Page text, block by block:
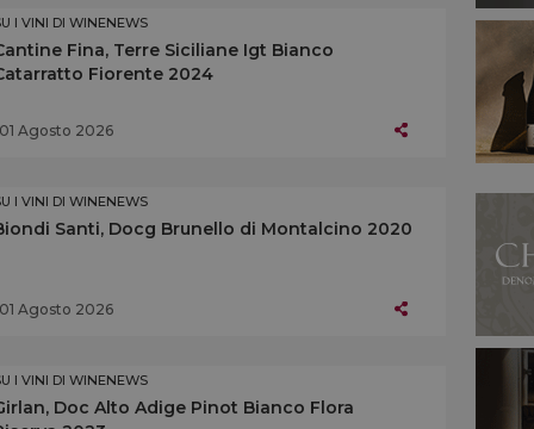
I VINI DI WINENEWS
Fina, Terre Siciliane Igt Bianco
Fiorente 2024
01 Agosto 2026
I VINI DI WINENEWS
Santi, Docg Brunello di Montalcino 2020
01 Agosto 2026
I VINI DI WINENEWS
Doc Alto Adige Pinot Bianco Flora